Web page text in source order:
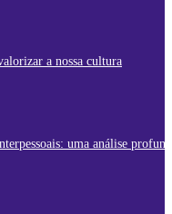
a nossa cultura
uma análise